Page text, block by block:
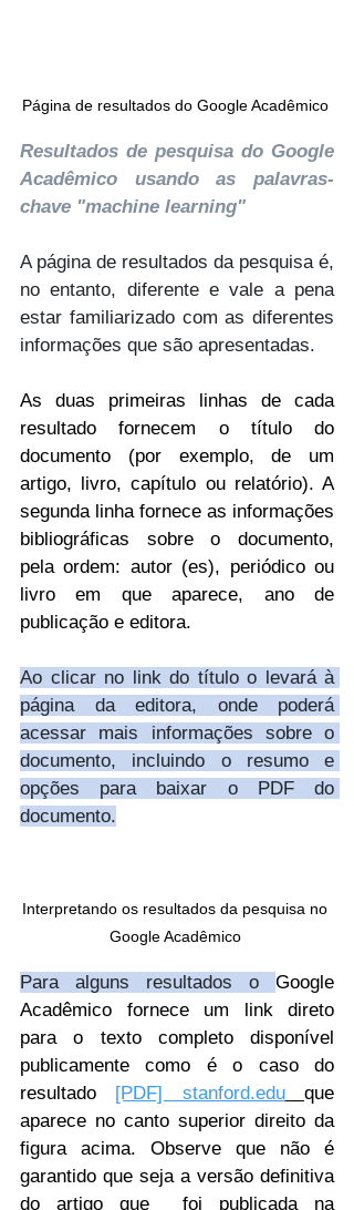
Página de resultados do Google Acadêmico
Resultados de pesquisa do Google
Acadêmico usando as palavras-
chave "machine learning"
A página de resultados da pesquisa é,
no entanto, diferente e vale a pena
estar familiarizado com as diferentes
informações que são apresentadas.
As duas primeiras linhas de cada
resultado fornecem o título do
documento (por exemplo, de um
artigo, livro, capítulo ou relatório). A
segunda linha fornece as informações
bibliográficas sobre o documento,
pela ordem: autor (es), periódico ou
livro em que aparece, ano de
publicação e editora.
Ao clicar no link do título o levará à
página da editora, onde poderá
acessar mais informações sobre o
documento, incluindo o resumo e
opções para baixar o PDF do
documento.
Interpretando os resultados da pesquisa no
Google Acadêmico
Para alguns resultados o Google
Acadêmico fornece um link direto
para o texto completo disponível
publicamente como é o caso do
resultado [PDF] stanford.edu
que
aparece no canto superior direito da
figura acima. Observe que não é
garantido que seja a versão definitiva
do artigo que  foi publicada na